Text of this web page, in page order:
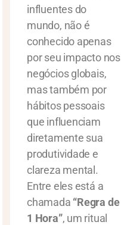
influentes do
mundo, não é
conhecido apenas
por seu impacto nos
negócios globais,
mas também por
hábitos pessoais
que influenciam
diretamente sua
produtividade e
clareza mental.
Entre eles está a
chamada “Regra de
1 Hora”, um ritual